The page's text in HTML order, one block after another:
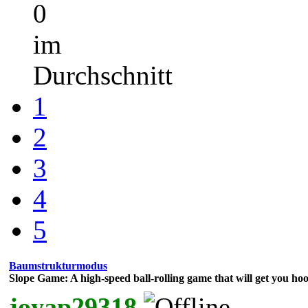
0
im
Durchschnitt
1
2
3
4
5
Baumstrukturmodus
Slope Game: A high-speed ball-rolling game that will get you